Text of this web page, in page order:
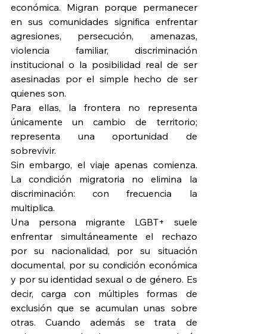
económica. Migran porque permanecer
en sus comunidades significa enfrentar
agresiones, persecución, amenazas,
violencia familiar, discriminación
institucional o la posibilidad real de ser
asesinadas por el simple hecho de ser
quienes son.
Para ellas, la frontera no representa
únicamente un cambio de territorio;
representa una oportunidad de
sobrevivir.
Sin embargo, el viaje apenas comienza.
La condición migratoria no elimina la
discriminación: con frecuencia la
multiplica.
Una persona migrante LGBT+ suele
enfrentar simultáneamente el rechazo
por su nacionalidad, por su situación
documental, por su condición económica
y por su identidad sexual o de género. Es
decir, carga con múltiples formas de
exclusión que se acumulan unas sobre
otras. Cuando además se trata de